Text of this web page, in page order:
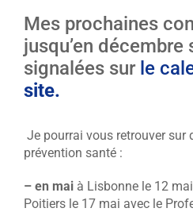
Mes prochaines
jusqu’en
signalées sur le
site.
Je pourrai vous retrouver sur
prévention santé :
– en maià Lisbonne le 12
Poitiers le 17 mai avec le